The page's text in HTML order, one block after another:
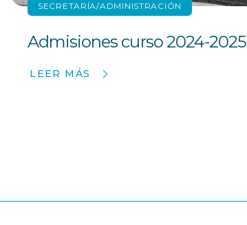
SECRETARÍA/ADMINISTRACIÓN
Admisiones curso 2024-2025
LEER MÁS